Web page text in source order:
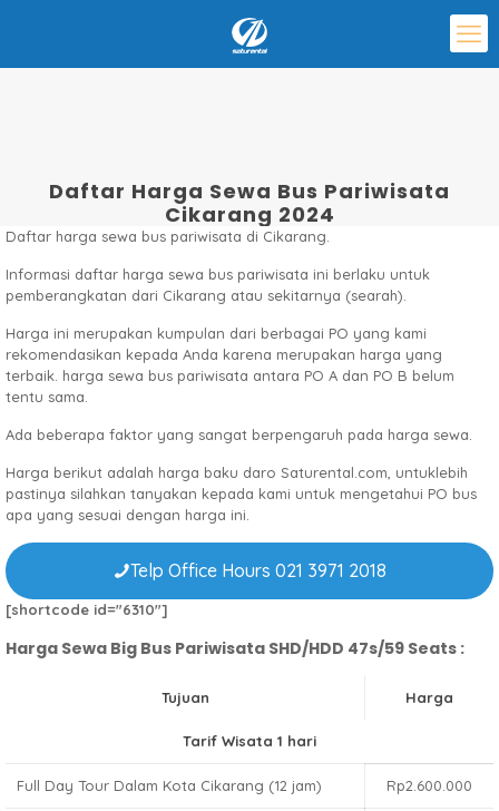
Daftar Harga Sewa Bus Pariwisata
Cikarang 2024
Daftar harga sewa bus pariwisata di Cikarang.
Informasi daftar harga sewa bus pariwisata ini berlaku untuk
pemberangkatan dari Cikarang atau sekitarnya (searah).
Harga ini merupakan kumpulan dari berbagai PO yang kami
rekomendasikan kepada Anda karena merupakan harga yang
terbaik. harga sewa bus pariwisata antara PO A dan PO B belum
tentu sama.
Ada beberapa faktor yang sangat berpengaruh pada harga sewa.
Harga berikut adalah harga baku daro Saturental.com, untuklebih
pastinya silahkan tanyakan kepada kami untuk mengetahui PO bus
apa yang sesuai dengan harga ini.
Telp Office Hours 021 3971 2018
[shortcode id="6310"]
Harga Sewa Big Bus Pariwisata SHD/HDD 47s/59 Seats :
Tujuan Harga
Tarif Wisata 1 hari
Full Day Tour Dalam Kota Cikarang (12 jam) Rp2.600.000